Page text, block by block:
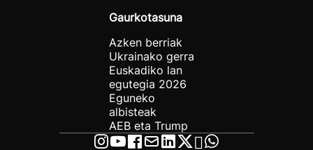
Gaurkotasuna
Azken berriak
Ukrainako gerra
Euskadiko lan
egutegia 2026
Eguneko
albisteak
AEB eta Trump